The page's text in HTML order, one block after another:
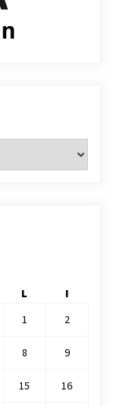
L
I
1
2
8 9
15 16